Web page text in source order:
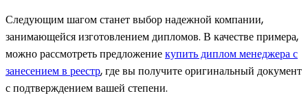
Следующим шагом станет выбор надежной компании,
занимающейся изготовлением дипломов. В качестве примера,
можно рассмотреть предложениекупить диплом менеджера с
занесением в реестр, где вы получите оригинальный документ
с подтверждением вашей степени.